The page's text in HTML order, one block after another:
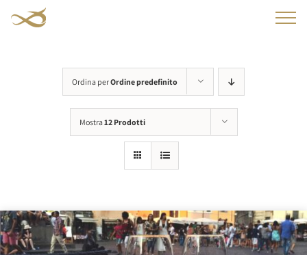
Ordina perOrdine predefinito
Mostra12 Prodotti